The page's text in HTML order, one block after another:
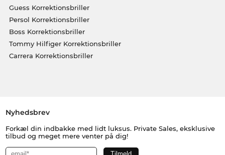
Guess Korrektionsbriller
Persol Korrektionsbriller
Boss Korrektionsbriller
Tommy Hilfiger Korrektionsbriller
Carrera Korrektionsbriller
Nyhedsbrev
Forkæl din indbakke med lidt luksus. Private Sales, eksklusive
tilbud og meget mere venter på dig!